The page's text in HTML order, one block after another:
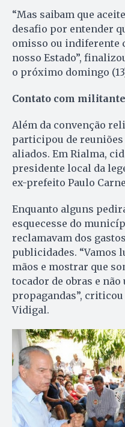
“Mas saibam que
desafio por entender
omisso ou indiferente
nosso Estado”,
o próximo domingo
Contato com
Além da convenção
participou de
aliados. Em Rialma,
presidente local da
ex-prefeito Paulo
Enquanto alguns
esquecesse do
reclamavam dos
publicidades. “Vamos
mãos e mostrar que
tocador de obras e
propagandas”,
Vidigal.